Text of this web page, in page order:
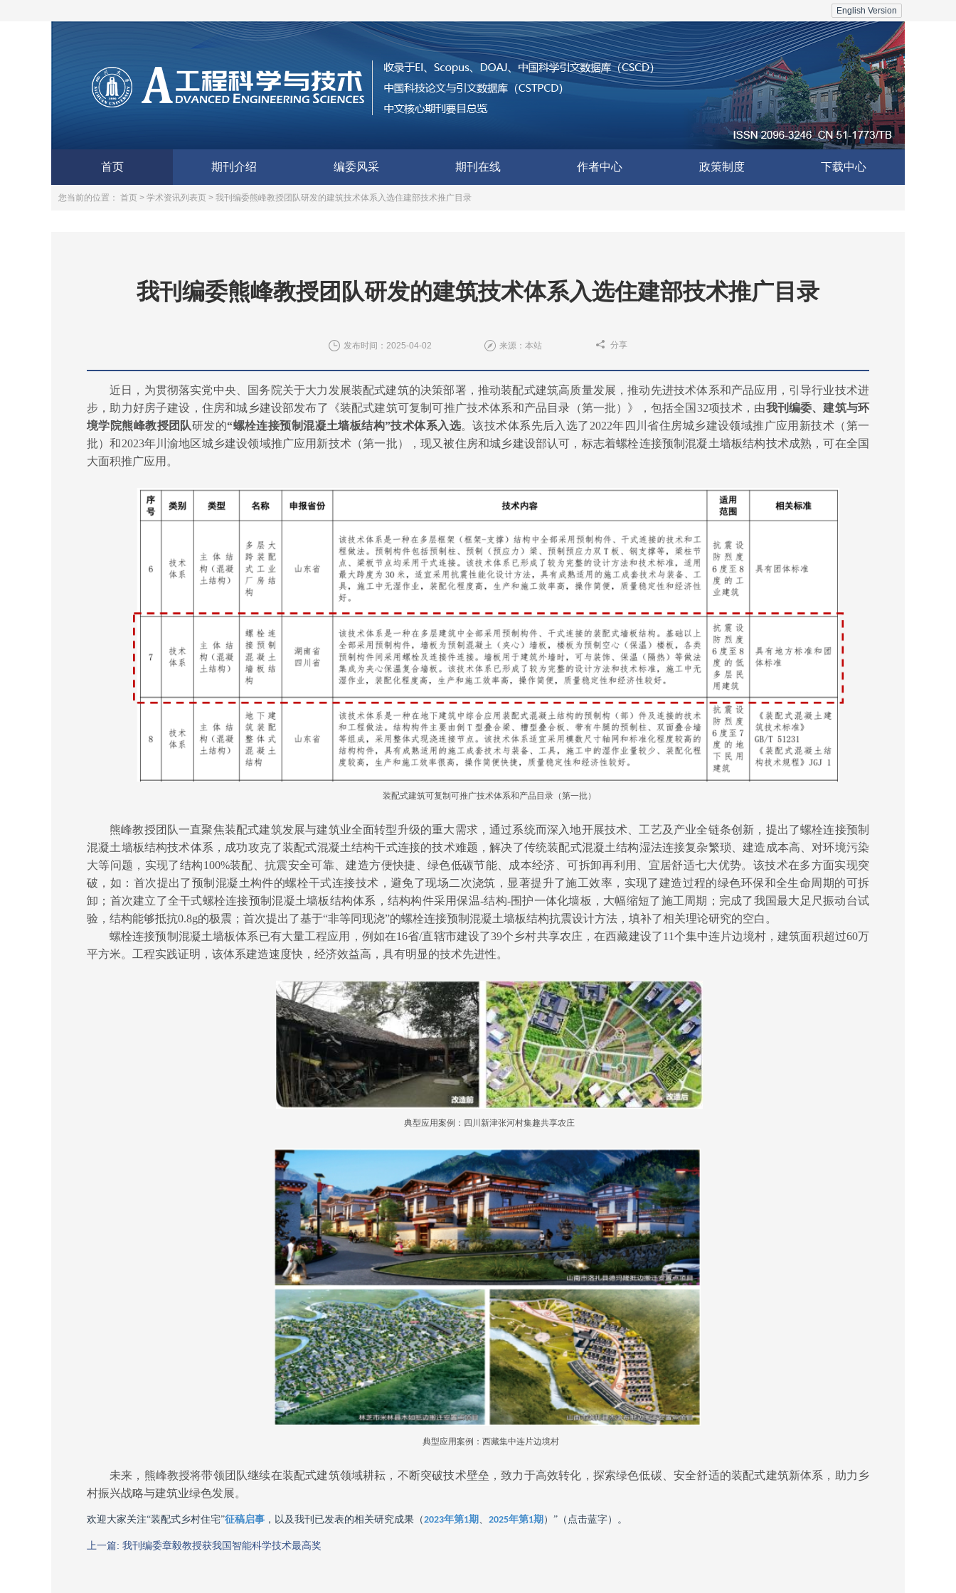
English Version
首页 期刊介绍 编委风采 期刊在线 作者中心 政策制度 下载中心
您当前的位置： 首页 > 学术资讯列表页 > 我刊编委熊峰教授团队研发的建筑技术体系入选住建部技术推广目录
我刊编委熊峰教授团队研发的建筑技术体系入选住建部技术推广目录
发布时间：2025-04-02 来源：本站 分享
近日，为贯彻落实党中央、国务院关于大力发展装配式建筑的决策部署，推动装配式建筑高质量发展，推动先进技术体系和产品应用，引导行业技术进
步，助力好房子建设，住房和城乡建设部发布了《装配式建筑可复制可推广技术体系和产品目录（第一批）》，包括全国 32项技术，由我刊编委、建筑与环
境学院熊峰教授团队研发的“螺栓连接预制混凝土墙板结构”技术体系入选。该技术体系先后入选了 2022年四川省住房城乡建设领域推广应用新技术（第一
批）和2023年川渝地区城乡建设领域推广应用新技术（第一批），现又被住房和城乡建设部认可，标志着螺栓连接预制混凝土墙板结构技术成熟，可在全国
大面积推广应用。
装配式建筑可复制可推广技术体系和产品目录（第一批）
熊峰教授团队一直聚焦装配式建筑发展与建筑业全面转型升级的重大需求，通过系统而深入地开展技术、工艺及产业全链条创新，提出了螺栓连接预制
混凝土墙板结构技术体系，成功攻克了装配式混凝土结构干式连接的技术难题，解决了传统装配式混凝土结构湿法连接复杂繁琐、建造成本高、对环境污染
大等问题，实现了结构100%装配、抗震安全可靠、建造方便快捷、绿色低碳节能、成本经济、可拆卸再利用、宜居舒适七大优势。该技术在多方面实现突
破，如：首次提出了预制混凝土构件的螺栓干式连接技术，避免了现场二次浇筑，显著提升了施工效率，实现了建造过程的绿色环保和全生命周期的可拆
卸；首次建立了全干式螺栓连接预制混凝土墙板结构体系，结构构件采用保温-结构-围护一体化墙板，大幅缩短了施工周期；完成了我国最大足尺振动台试
验，结构能够抵抗0.8g的极震；首次提出了基于“非等同现浇”的螺栓连接预制混凝土墙板结构抗震设计方法，填补了相关理论研究的空白。
螺栓连接预制混凝土墙板体系已有大量工程应用，例如在16省/直辖市建设了39个乡村共享农庄，在西藏建设了11个集中连片边境村，建筑面积超过60万
平方米。工程实践证明，该体系建造速度快，经济效益高，具有明显的技术先进性。
典型应用案例：四川新津张河村集趣共享农庄
典型应用案例：西藏集中连片边境村
未来，熊峰教授将带领团队继续在装配式建筑领域耕耘，不断突破技术壁垒，致力于高效转化，探索绿色低碳、安全舒适的装配式建筑新体系，助力乡
村振兴战略与建筑业绿色发展。
欢迎大家关注“装配式乡村住宅”征稿启事 ，以及我刊已发表的相关研究成果（2023年第1期 2025年第1期 ） ”（点击蓝字）。
上一篇: 我刊编委章毅教授获我国智能科学技术最高奖